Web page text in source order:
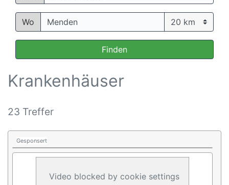
Wo
Finden
Krankenhäuser
23 Treffer
Gesponsert
Video blocked by cookie settings